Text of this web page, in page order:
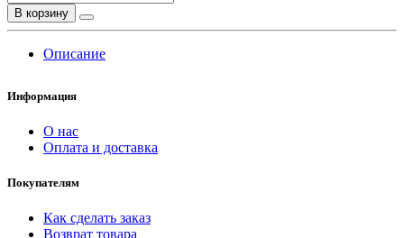
В корзину
Описание
Информация
О нас
Оплата и доставка
Покупателям
Как сделать заказ
Возврат товара